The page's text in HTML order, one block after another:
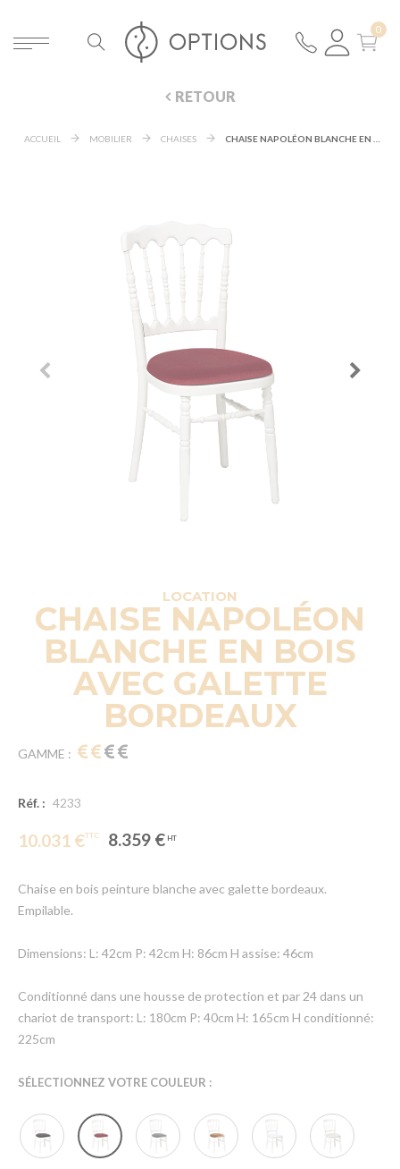
RETOUR
ACCUEIL MOBILIER CHAISES
LOCATION
CHAISE NAPOLÉON
BLANCHE EN BOIS
AVEC GALETTE
BORDEAUX
GAMME :
Réf. : 4233
10.031 € 8.359 €
Chaise en bois peinture blanche avec galette bordeaux.
Empilable.
Dimensions: L: 42cm P: 42cm H: 86cm H assise: 46cm
Conditionné dans une housse de protection et par 24 dans un
chariot de transport: L: 180cm P: 40cm H: 165cm H conditionné:
225cm
SÉLECTIONNEZ VOTRE COULEUR :